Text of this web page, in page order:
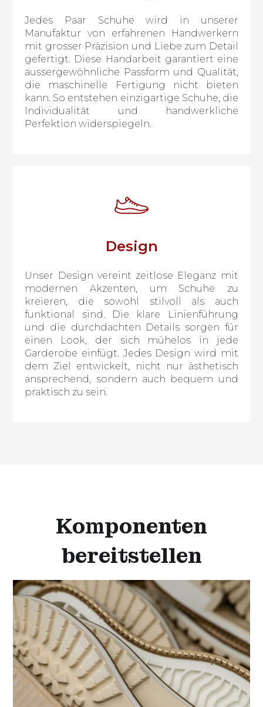
Jedes Paar Schuhe wird in unserer
Manufaktur von erfahrenen Handwerkern
mit grosser Präzision und Liebe zum Detail
gefertigt. Diese Handarbeit garantiert eine
aussergewöhnliche Passform und Qualität,
die maschinelle Fertigung nicht bieten
kann. So entstehen einzigartige Schuhe, die
Individualität und handwerkliche
Perfektion widerspiegeln.
Design
Unser Design vereint zeitlose Eleganz mit
modernen Akzenten, um Schuhe zu
kreieren, die sowohl stilvoll als auch
funktional sind. Die klare Linienführung
und die durchdachten Details sorgen für
einen Look, der sich mühelos in jede
Garderobe einfügt. Jedes Design wird mit
dem Ziel entwickelt, nicht nur ästhetisch
ansprechend, sondern auch bequem und
praktisch zu sein.
Komponenten
bereitstellen